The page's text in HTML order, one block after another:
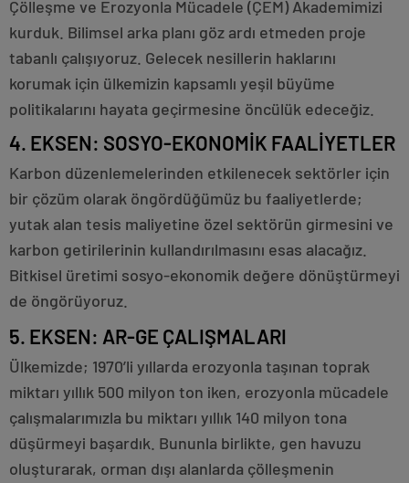
Çölleşme ve Erozyonla Mücadele (ÇEM) Akademimizi
kurduk. Bilimsel arka planı göz ardı etmeden proje
tabanlı çalışıyoruz. Gelecek nesillerin haklarını
korumak için ülkemizin kapsamlı yeşil büyüme
politikalarını hayata geçirmesine öncülük edeceğiz.
4. EKSEN: SOSYO-EKONOMİK FAALİYETLER
Karbon düzenlemelerinden etkilenecek sektörler için
bir çözüm olarak öngördüğümüz bu faaliyetlerde;
yutak alan tesis maliyetine özel sektörün girmesini ve
karbon getirilerinin kullandırılmasını esas alacağız.
Bitkisel üretimi sosyo-ekonomik değere dönüştürmeyi
de öngörüyoruz.
5. EKSEN: AR-GE ÇALIŞMALARI
Ülkemizde; 1970’li yıllarda erozyonla taşınan toprak
miktarı yıllık 500 milyon ton iken, erozyonla mücadele
çalışmalarımızla bu miktarı yıllık 140 milyon tona
düşürmeyi başardık. Bununla birlikte, gen havuzu
oluşturarak, orman dışı alanlarda çölleşmenin